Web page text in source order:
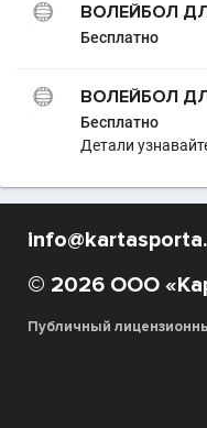
ВОЛЕЙБОЛ
Бесплатно
ВОЛЕЙБОЛ
Бесплатно
Детали
© 2026 ООО
Публичный